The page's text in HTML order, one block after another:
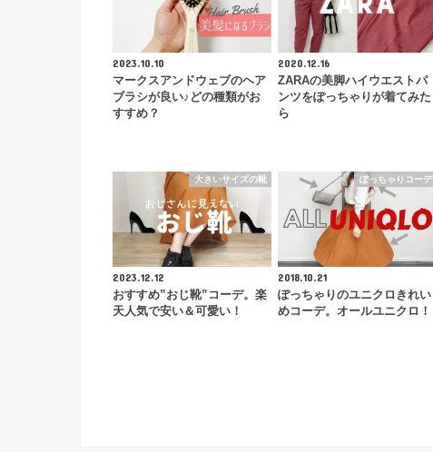
2023.10.10
マークスアンドウェブのヘア
ブラシが良い♪どの種類がお
すすめ？
2020.12.16
ZARAの美脚ハイウエストパ
ンツをぽっちゃりが着てみた
ら
大きいサイズの靴
2023.12.12
おすすめ”おじ靴”コーデ。楽
天人気で安い＆可愛い！
ぽっちゃりコーデ
2018.10.21
ぽっちゃりのユニクロきれい
めコーデ。オールユニクロ！